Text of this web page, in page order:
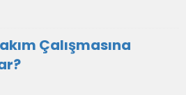
Çalışmasına